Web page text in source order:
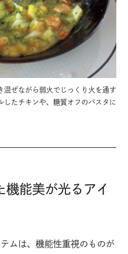
混ぜながら弱火でじっくり火を通す
したチキンや、糖質オフのパスタに
機能美が光るアイ
ムは、機能性重視のものが